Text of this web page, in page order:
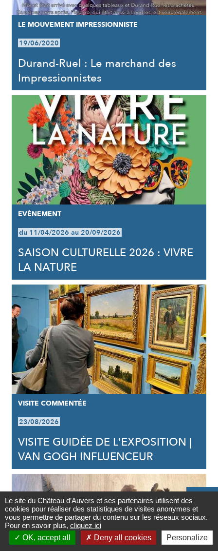
Contact

Newsletter
LE MOUVEMENT IMPRESSIONNISTE
19/06/2020
Durand-Ruel : Le marchand des
Impressionnistes
EVÈNEMENT
du 11/04/2026 au 20/09/2026
SAISON CULTURELLE 2026 : VIVRE
LA NATURE
VISITE COMMENTÉE
23/08/2026
VISITE GUIDÉE DE L'EXPOSITION |
VAN GOGH INFLUENCEUR
Le site du Château d’Auvers et ses partenaires utilisent des
cookies pour réaliser des statistiques de visites anonymes et
vous permettre de partager du contenu sur les réseaux sociaux.
Pour en savoir plus, cliquez ici
OK, accept all
Deny all cookies Personalize